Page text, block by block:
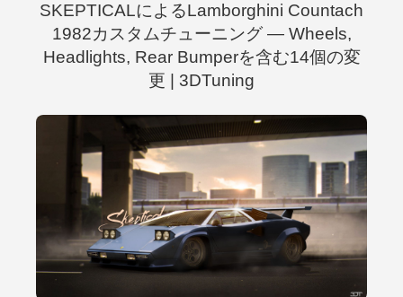
SKEPTICALによるLamborghini Countach
1982カスタムチューニング — Wheels,
Headlights, Rear Bumperを含む14個の変
更 | 3DTuning